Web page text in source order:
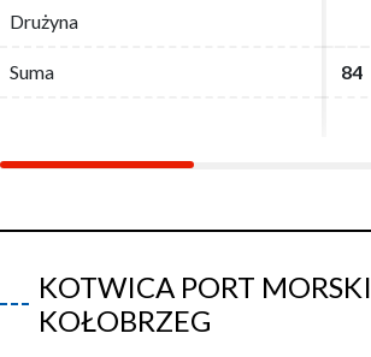
Drużyna
Suma 84
Drużyna
Suma 84
KOTWICA PORT MORSKI
KOŁOBRZEG